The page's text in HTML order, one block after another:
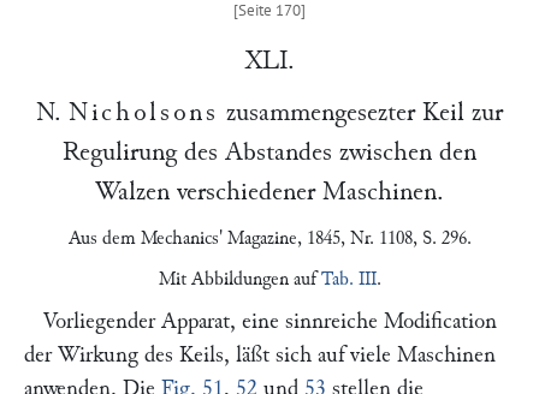
XLI.
N.Nicholsons zusammengesezter Keil zur
Regulirung des Abstandes zwischen den
Walzen verschiedener Maschinen.
Aus dem Mechanics' Magazine, 1845, Nr. 1108, S. 296.
Mit Abbildungen aufTab. III.
Vorliegender Apparat, eine sinnreiche Modification
der Wirkung des Keils, läßt sich auf viele Maschinen
anwenden. Die Fig. 51, 52 und 53 stellen die